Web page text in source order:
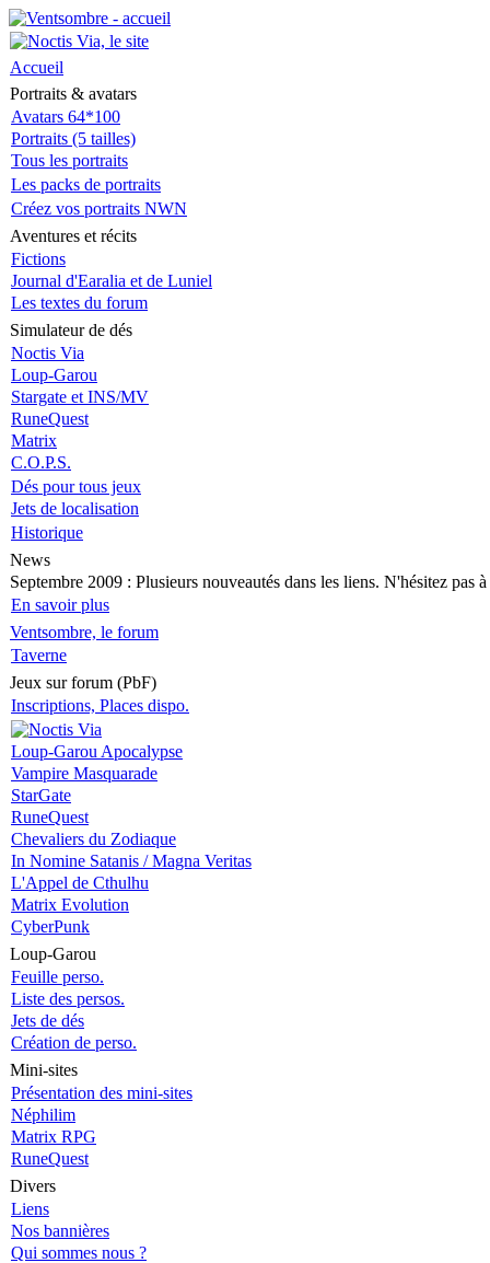
Accueil
Portraits & avatars
Avatars 64*100
Portraits (5 tailles)
Tous les portraits
Les packs de portraits
Créez vos portraits NWN
Aventures et récits
Fictions
Journal d'Earalia et de Luniel
Les textes du forum
Simulateur de dés
Noctis Via
Loup-Garou
Stargate et INS/MV
RuneQuest
Matrix
C.O.P.S.
Dés pour tous jeux
Jets de localisation
Historique
News
Septembre 2009 : Plusieurs nouveautés dans les liens. N'hésitez pas
En savoir plus
Ventsombre, le forum
Taverne
Jeux sur forum (PbF)
Inscriptions, Places dispo.
Loup-Garou Apocalypse
Vampire Masquarade
StarGate
RuneQuest
Chevaliers du Zodiaque
In Nomine Satanis / Magna Veritas
L'Appel de Cthulhu
Matrix Evolution
CyberPunk
Loup-Garou
Feuille perso.
Liste des persos.
Jets de dés
Création de perso.
Mini-sites
Présentation des mini-sites
Néphilim
Matrix RPG
RuneQuest
Divers
Liens
Nos bannières
Qui sommes nous ?